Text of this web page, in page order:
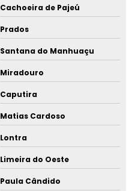
Cachoeira de Pajeú
Prados
Santana do Manhuaçu
Miradouro
Caputira
Matias Cardoso
Lontra
Limeira do Oeste
Paula Cândido